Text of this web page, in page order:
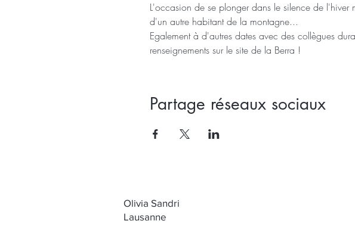
L'occasion de se plonger dans le silence de
d'un autre habitant de la montagne...
Egalement à d'autres dates avec des collègues
renseignements sur le site de la Berra !
Partage réseaux sociaux
Olivia Sandri
Lausanne